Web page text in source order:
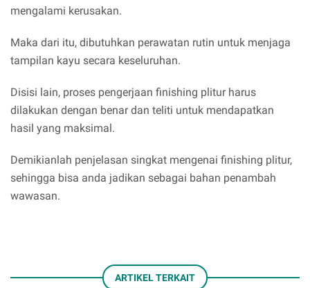
mengalami kerusakan.
Maka dari itu, dibutuhkan perawatan rutin untuk menjaga
tampilan kayu secara keseluruhan.
Disisi lain, proses pengerjaan finishing plitur harus
dilakukan dengan benar dan teliti untuk mendapatkan
hasil yang maksimal.
Demikianlah penjelasan singkat mengenai finishing plitur,
sehingga bisa anda jadikan sebagai bahan penambah
wawasan.
ARTIKEL TERKAIT